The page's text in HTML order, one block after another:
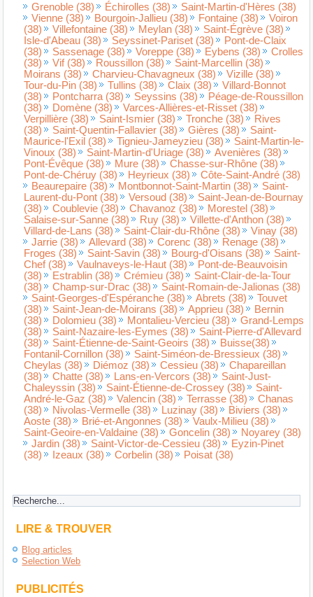
Grenoble (38)
Échirolles (38)
Saint-Martin-d'Hères (38)
Vienne (38)
Bourgoin-Jallieu (38) Fontaine (38)
Voiron
(38)
Villefontaine (38) Meylan (38)
Saint-Égrève (38)
Isle-d'Abeau (38)
Seyssinet-Pariset (38)
Pont-de-Claix
(38)
Sassenage (38) Voreppe (38) Eybens (38)
Crolles
(38)
Vif (38) Roussillon (38)
Saint-Marcellin (38)
Moirans (38)
Charvieu-Chavagneux (38)
Vizille (38)
Tour-du-Pin (38)
Tullins (38) Claix (38)
Villard-Bonnot
(38)
Pontcharra (38) Seyssins (38)
Péage-de-Roussillon
(38)
Domène (38)
Varces-Allières-et-Risset (38)
Verpillière (38)
Saint-Ismier (38) Tronche (38)
Rives
(38)
Saint-Quentin-Fallavier (38) Gières (38)
Saint-
Maurice-l'Exil (38)
Tignieu-Jameyzieu (38)
Saint-Martin-le-
Vinoux (38)
Saint-Martin-d'Uriage (38)
Avenières (38)
Pont-Évêque (38)
Mure (38)
Chasse-sur-Rhône (38)
Pont-de-Chéruy (38)
Heyrieux (38)
Côte-Saint-André (38)
Beaurepaire (38)
Montbonnot-Saint-Martin (38)
Saint-
Laurent-du-Pont (38)
Versoud (38)
Saint-Jean-de-Bournay
(38)
Coublevie (38) Chavanoz (38)
Morestel (38)
Salaise-sur-Sanne (38)
Ruy (38)
Villette-d'Anthon (38)
Villard-de-Lans (38)
Saint-Clair-du-Rhône (38)
Vinay (38)
Jarrie (38)
Allevard (38) Corenc (38)
Renage (38)
Froges (38)
Saint-Savin (38) Bourg-d'Oisans (38)
Saint-
Chef (38)
Vaulnaveys-le-Haut (38)
Pont-de-Beauvoisin
(38)
Estrablin (38) Crémieu (38)
Saint-Clair-de-la-Tour
(38)
Champ-sur-Drac (38)
Saint-Romain-de-Jalionas (38)
Saint-Georges-d'Espéranche (38)
Abrets (38)
Touvet
(38)
Saint-Jean-de-Moirans (38) Apprieu (38)
Bernin
(38)
Dolomieu (38) Montalieu-Vercieu (38)
Grand-Lemps
(38)
Saint-Nazaire-les-Eymes (38)
Saint-Pierre-d'Allevard
(38)
Saint-Étienne-de-Saint-Geoirs (38)
Buisse(38)
Fontanil-Cornillon (38)
Saint-Siméon-de-Bressieux (38)
Cheylas (38)
Diémoz (38) Cessieu (38)
Chapareillan
(38)
Chatte (38) Lans-en-Vercors (38)
Saint-Just-
Chaleyssin (38)
Saint-Étienne-de-Crossey (38)
Saint-
André-le-Gaz (38)
Valencin (38) Terrasse (38)
Chanas
(38)
Nivolas-Vermelle (38) Luzinay (38)
Biviers (38)
Aoste (38)
Brié-et-Angonnes (38)
Vaulx-Milieu (38)
Saint-Geoire-en-Valdaine (38)
Goncelin (38)
Noyarey (38)
Jardin (38)
Saint-Victor-de-Cessieu (38)
Eyzin-Pinet
(38)
Izeaux (38) Corbelin (38) Poisat (38)
LIRE & TROUVER
Blog articles
Selection Web
PUBLICITÉS